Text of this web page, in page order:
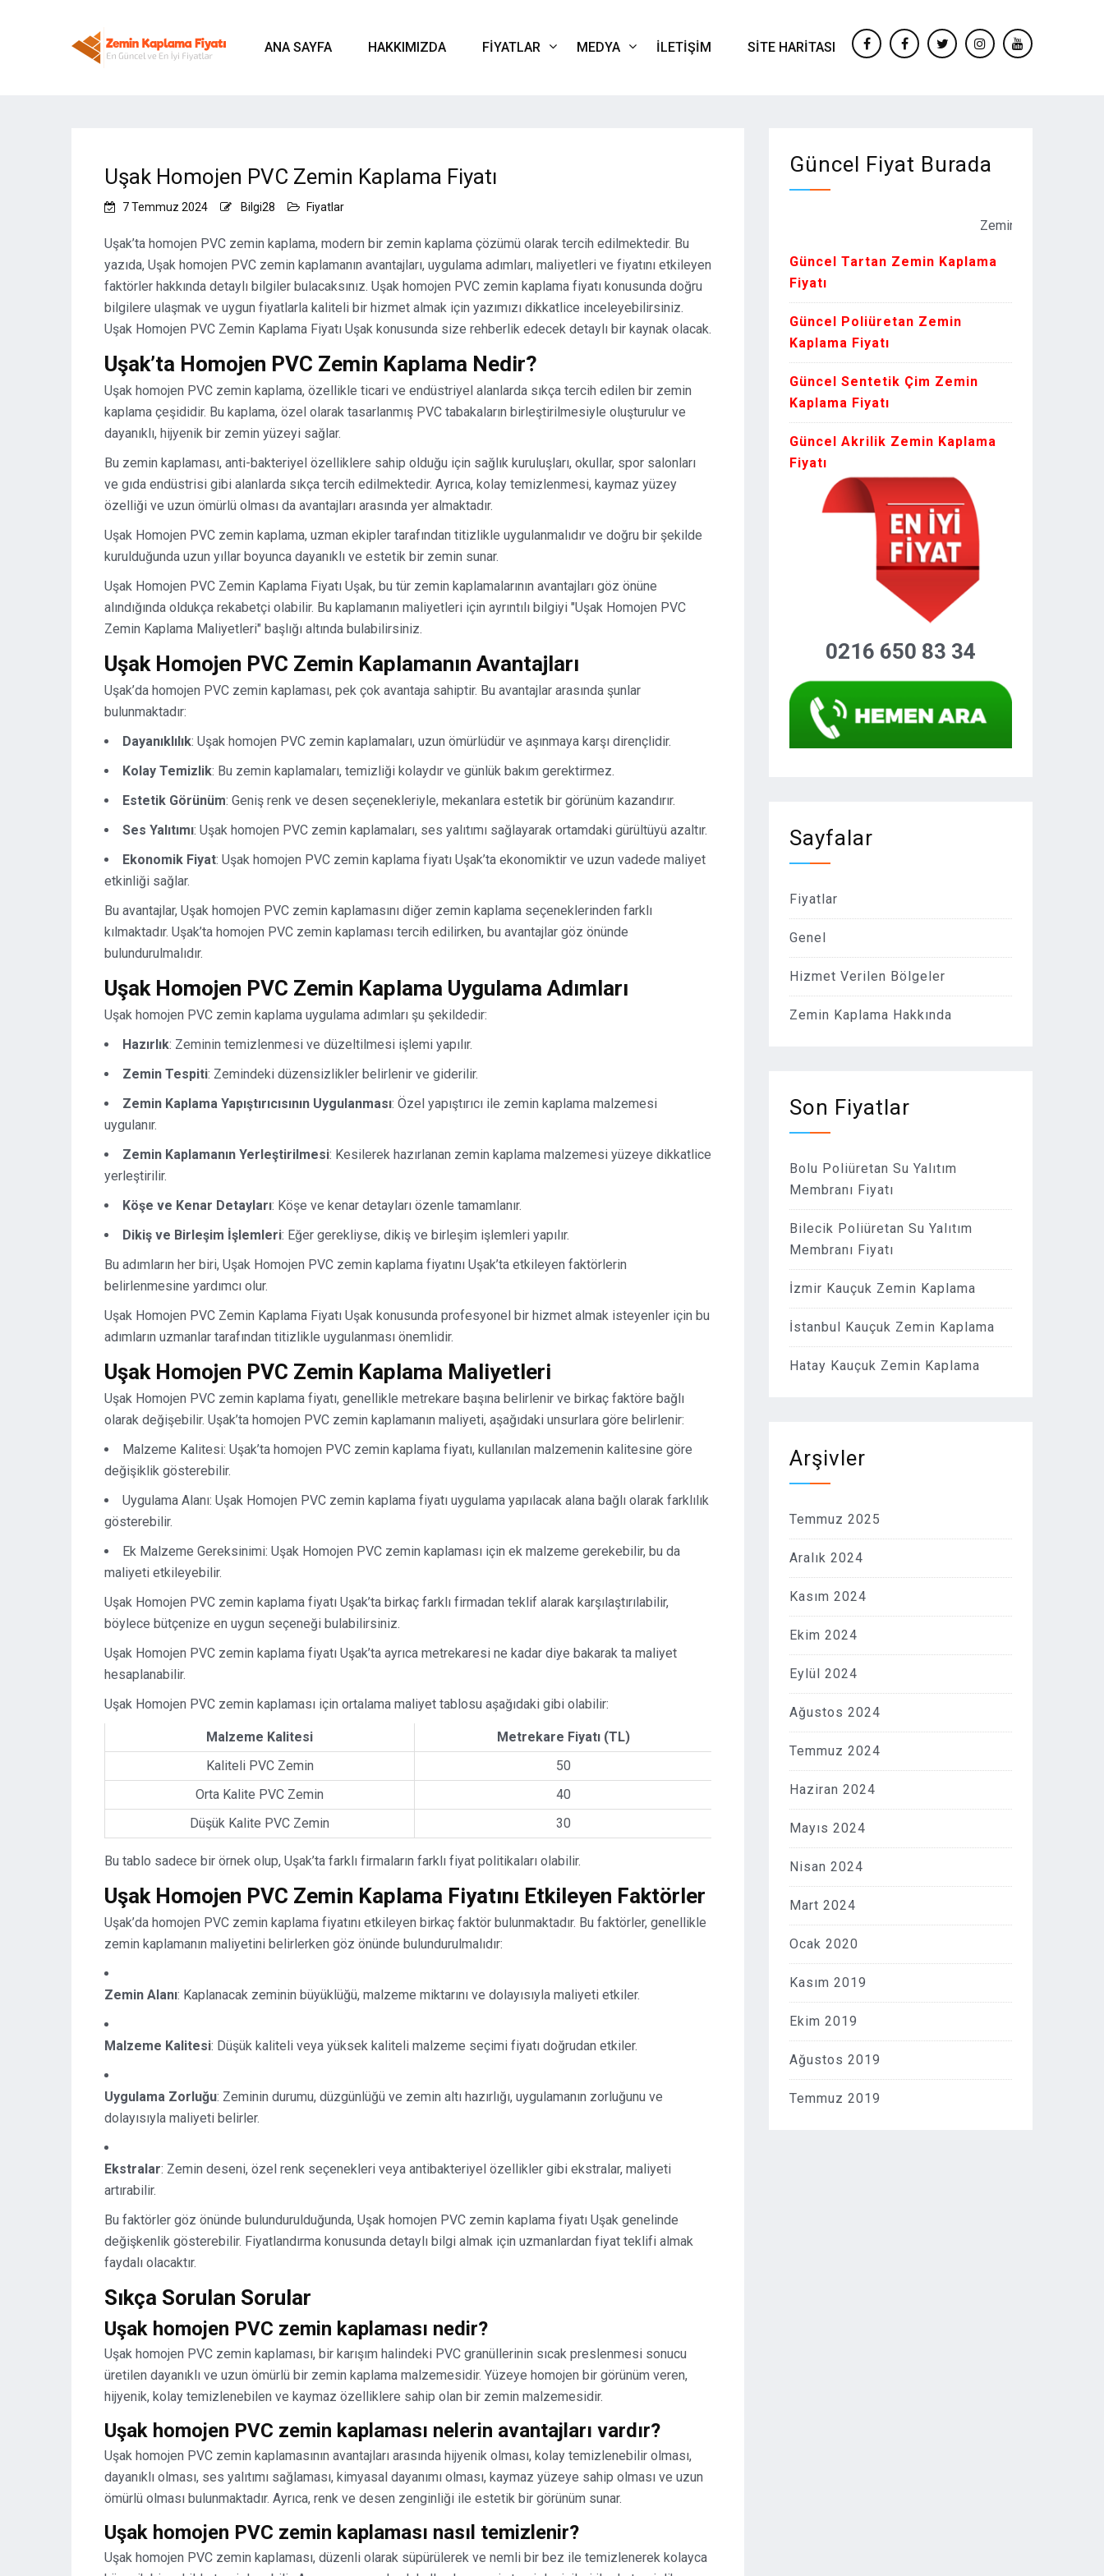
ANA SAYFA HAKKIMIZDA FIYATLAR MEDYA İLETIŞIM
SITE HARITASI
facebookFacebooktwitterinstagramyoutube
Uşak Homojen PVC Zemin Kaplama Fiyatı
7 Temmuz 2024 Bilgi28 Fiyatlar
Uşak’ta homojen PVC zemin kaplama, modern bir zemin kaplama çözümü olarak tercih edilmektedir. Bu
yazıda, Uşak homojen PVC zemin kaplamanın avantajları, uygulama adımları, maliyetleri ve fiyatını etkileyen
faktörler hakkında detaylı bilgiler bulacaksınız. Uşak homojen PVC zemin kaplama fiyatı konusunda doğru
bilgilere ulaşmak ve uygun fiyatlarla kaliteli bir hizmet almak için yazımızı dikkatlice inceleyebilirsiniz.
Uşak Homojen PVC Zemin Kaplama Fiyatı Uşak konusunda size rehberlik edecek detaylı bir kaynak olacak.
Uşak’ta Homojen PVC Zemin Kaplama Nedir?
Uşak homojen PVC zemin kaplama, özellikle ticari ve endüstriyel alanlarda sıkça tercih edilen bir zemin
kaplama çeşididir. Bu kaplama, özel olarak tasarlanmış PVC tabakaların birleştirilmesiyle oluşturulur ve
dayanıklı, hijyenik bir zemin yüzeyi sağlar.
Bu zemin kaplaması, anti-bakteriyel özelliklere sahip olduğu için sağlık kuruluşları, okullar, spor salonları
ve gıda endüstrisi gibi alanlarda sıkça tercih edilmektedir. Ayrıca, kolay temizlenmesi, kaymaz yüzey
özelliği ve uzun ömürlü olması da avantajları arasında yer almaktadır.
Uşak Homojen PVC zemin kaplama, uzman ekipler tarafından titizlikle uygulanmalıdır ve doğru bir şekilde
kurulduğunda uzun yıllar boyunca dayanıklı ve estetik bir zemin sunar.
Uşak Homojen PVC Zemin Kaplama Fiyatı Uşak, bu tür zemin kaplamalarının avantajları göz önüne
alındığında oldukça rekabetçi olabilir. Bu kaplamanın maliyetleri için ayrıntılı bilgiyi "Uşak Homojen PVC
Zemin Kaplama Maliyetleri" başlığı altında bulabilirsiniz.
Uşak Homojen PVC Zemin Kaplamanın Avantajları
Uşak’da homojen PVC zemin kaplaması, pek çok avantaja sahiptir. Bu avantajlar arasında şunlar
bulunmaktadır:
Dayanıklılık: Uşak homojen PVC zemin kaplamaları, uzun ömürlüdür ve aşınmaya karşı dirençlidir.
Kolay Temizlik: Bu zemin kaplamaları, temizliği kolaydır ve günlük bakım gerektirmez.
Estetik Görünüm: Geniş renk ve desen seçenekleriyle, mekanlara estetik bir görünüm kazandırır.
Ses Yalıtımı: Uşak homojen PVC zemin kaplamaları, ses yalıtımı sağlayarak ortamdaki gürültüyü azaltır.
Ekonomik Fiyat: Uşak homojen PVC zemin kaplama fiyatı Uşak’ta ekonomiktir ve uzun vadede maliyet
etkinliği sağlar.
Bu avantajlar, Uşak homojen PVC zemin kaplamasını diğer zemin kaplama seçeneklerinden farklı
kılmaktadır. Uşak’ta homojen PVC zemin kaplaması tercih edilirken, bu avantajlar göz önünde
bulundurulmalıdır.
Uşak Homojen PVC Zemin Kaplama Uygulama Adımları
Uşak homojen PVC zemin kaplama uygulama adımları şu şekildedir:
Hazırlık: Zeminin temizlenmesi ve düzeltilmesi işlemi yapılır.
Zemin Tespiti: Zemindeki düzensizlikler belirlenir ve giderilir.
Zemin Kaplama Yapıştırıcısının Uygulanması: Özel yapıştırıcı ile zemin kaplama malzemesi
uygulanır.
Zemin Kaplamanın Yerleştirilmesi: Kesilerek hazırlanan zemin kaplama malzemesi yüzeye dikkatlice
yerleştirilir.
Köşe ve Kenar Detayları: Köşe ve kenar detayları özenle tamamlanır.
Dikiş ve Birleşim İşlemleri: Eğer gerekliyse, dikiş ve birleşim işlemleri yapılır.
Bu adımların her biri, Uşak Homojen PVC zemin kaplama fiyatını Uşak’ta etkileyen faktörlerin
belirlenmesine yardımcı olur.
Uşak Homojen PVC Zemin Kaplama Fiyatı Uşak konusunda profesyonel bir hizmet almak isteyenler için bu
adımların uzmanlar tarafından titizlikle uygulanması önemlidir.
Uşak Homojen PVC Zemin Kaplama Maliyetleri
Uşak Homojen PVC zemin kaplama fiyatı, genellikle metrekare başına belirlenir ve birkaç faktöre bağlı
olarak değişebilir. Uşak’ta homojen PVC zemin kaplamanın maliyeti, aşağıdaki unsurlara göre belirlenir:
Malzeme Kalitesi: Uşak’ta homojen PVC zemin kaplama fiyatı, kullanılan malzemenin kalitesine göre
değişiklik gösterebilir.
Uygulama Alanı: Uşak Homojen PVC zemin kaplama fiyatı uygulama yapılacak alana bağlı olarak farklılık
gösterebilir.
Ek Malzeme Gereksinimi: Uşak Homojen PVC zemin kaplaması için ek malzeme gerekebilir, bu da
maliyeti etkileyebilir.
Uşak Homojen PVC zemin kaplama fiyatı Uşak’ta birkaç farklı firmadan teklif alarak karşılaştırılabilir,
böylece bütçenize en uygun seçeneği bulabilirsiniz.
Uşak Homojen PVC zemin kaplama fiyatı Uşak’ta ayrıca metrekaresi ne kadar diye bakarak ta maliyet
hesaplanabilir.
Uşak Homojen PVC zemin kaplaması için ortalama maliyet tablosu aşağıdaki gibi olabilir:
Malzeme Kalitesi
Metrekare Fiyatı (TL)
Kaliteli PVC Zemin
50
Orta Kalite PVC Zemin
40
Düşük Kalite PVC Zemin
30
Bu tablo sadece bir örnek olup, Uşak’ta farklı firmaların farklı fiyat politikaları olabilir.
Uşak Homojen PVC Zemin Kaplama Fiyatını Etkileyen Faktörler
Uşak’da homojen PVC zemin kaplama fiyatını etkileyen birkaç faktör bulunmaktadır. Bu faktörler, genellikle
zemin kaplamanın maliyetini belirlerken göz önünde bulundurulmalıdır:
Zemin Alanı: Kaplanacak zeminin büyüklüğü, malzeme miktarını ve dolayısıyla maliyeti etkiler.
Malzeme Kalitesi: Düşük kaliteli veya yüksek kaliteli malzeme seçimi fiyatı doğrudan etkiler.
Uygulama Zorluğu: Zeminin durumu, düzgünlüğü ve zemin altı hazırlığı, uygulamanın zorluğunu ve
dolayısıyla maliyeti belirler.
Ekstralar: Zemin deseni, özel renk seçenekleri veya antibakteriyel özellikler gibi ekstralar, maliyeti
artırabilir.
Bu faktörler göz önünde bulundurulduğunda, Uşak homojen PVC zemin kaplama fiyatı Uşak genelinde
değişkenlik gösterebilir. Fiyatlandırma konusunda detaylı bilgi almak için uzmanlardan fiyat teklifi almak
faydalı olacaktır.
Sıkça Sorulan Sorular
Uşak homojen PVC zemin kaplaması nedir?
Uşak homojen PVC zemin kaplaması, bir karışım halindeki PVC granüllerinin sıcak preslenmesi sonucu
üretilen dayanıklı ve uzun ömürlü bir zemin kaplama malzemesidir. Yüzeye homojen bir görünüm veren,
hijyenik, kolay temizlenebilen ve kaymaz özelliklere sahip olan bir zemin malzemesidir.
Uşak homojen PVC zemin kaplaması nelerin avantajları vardır?
Uşak homojen PVC zemin kaplamasının avantajları arasında hijyenik olması, kolay temizlenebilir olması,
dayanıklı olması, ses yalıtımı sağlaması, kimyasal dayanımı olması, kaymaz yüzeye sahip olması ve uzun
ömürlü olması bulunmaktadır. Ayrıca, renk ve desen zenginliği ile estetik bir görünüm sunar.
Uşak homojen PVC zemin kaplaması nasıl temizlenir?
Uşak homojen PVC zemin kaplaması, düzenli olarak süpürülerek ve nemli bir bez ile temizlenerek kolayca
Güncel Fiyat Burada
Zemin Kaplama Fiyatları
Güncel Tartan Zemin Kaplama
Fiyatı
Güncel Poliüretan Zemin
Kaplama Fiyatı
Güncel Sentetik Çim Zemin
Kaplama Fiyatı
Güncel Akrilik Zemin Kaplama
Fiyatı
0216 650 83 34
Sayfalar
Fiyatlar
Genel
Hizmet Verilen Bölgeler
Zemin Kaplama Hakkında
Son Fiyatlar
Bolu Poliüretan Su Yalıtım
Membranı Fiyatı
Bilecik Poliüretan Su Yalıtım
Membranı Fiyatı
İzmir Kauçuk Zemin Kaplama
İstanbul Kauçuk Zemin Kaplama
Hatay Kauçuk Zemin Kaplama
Arşivler
Temmuz 2025
Aralık 2024
Kasım 2024
Ekim 2024
Eylül 2024
Ağustos 2024
Temmuz 2024
Haziran 2024
Mayıs 2024
Nisan 2024
Mart 2024
Ocak 2020
Kasım 2019
Ekim 2019
Ağustos 2019
Temmuz 2019